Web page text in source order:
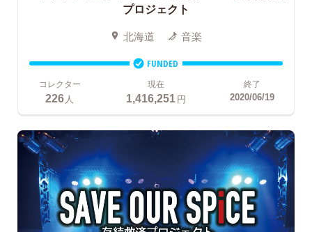
プロジェクト
北海道 音楽
FUNDED
コレクター
226人
現在
1,416,251円
終了
2020/06/19